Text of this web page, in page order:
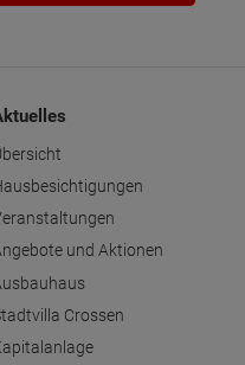
und Aktionen
Crossen